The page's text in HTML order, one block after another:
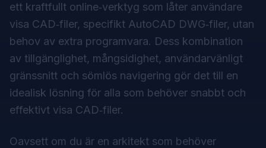
ett kraftfullt online‑verktyg som låter användare
visa CAD‑filer, specifikt AutoCAD DWG‑filer, utan
behov av extra programvara. Dess kombination
av tillgänglighet, mångsidighet, användarvänligt
gränssnitt och sömlös navigering gör det till en
idealisk lösning för alla som behöver snabbt och
effektivt visa CAD‑filer.
Oavsett om du är en arkitekt som behöver